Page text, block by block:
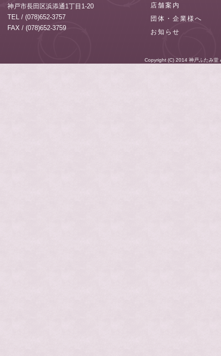
神戸市長田区浜添通1丁目1-20
TEL / (078)652-3757
FAX / (078)652-3759
店舗案内
団体・企業様へ
お知らせ
Copyright (C) 2014神戸ふたみ堂